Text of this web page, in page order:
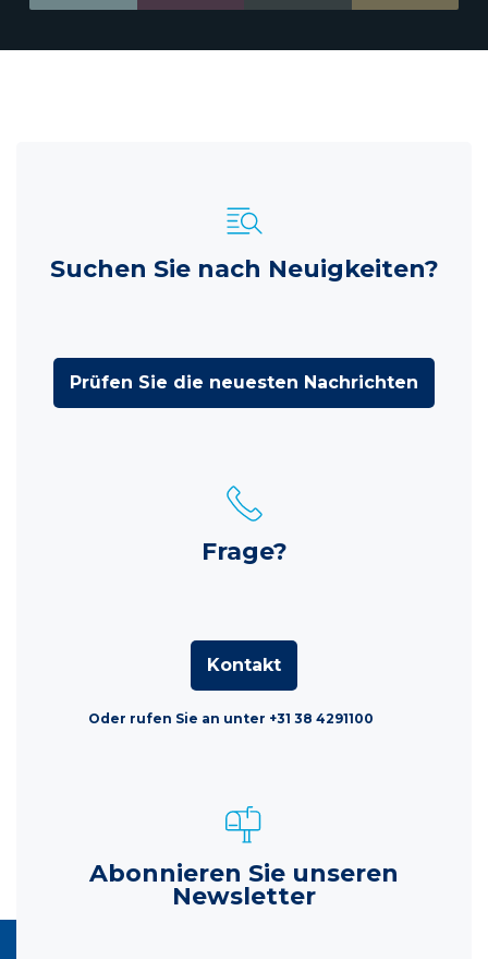
Suchen Sie nach Neuigkeiten?
Prüfen Sie die neuesten Nachrichten
Frage?
Kontakt
Oder rufen Sie an unter +31 38 4291100
Abonnieren Sie unseren
Newsletter